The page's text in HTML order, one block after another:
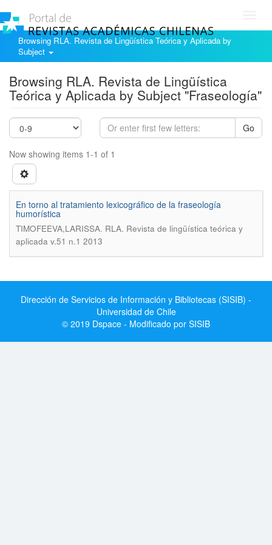
Browsing RLA. Revista de Lingüística Teórica y Aplicada by
Subject
Browsing RLA. Revista de Lingüística
Teórica y Aplicada by Subject "Fraseología"
Go
Now showing items 1-1 of 1
En torno al tratamiento lexicográfico de la fraseología
humorística
TIMOFEEVA,LARISSA. RLA. Revista de lingüística teórica y
aplicada v.51 n.1 2013
Dirección de Servicios de Información y Bibliotecas (SISIB) -
Universidad de Chile
© 2019 Dspace - Modificado por SISIB